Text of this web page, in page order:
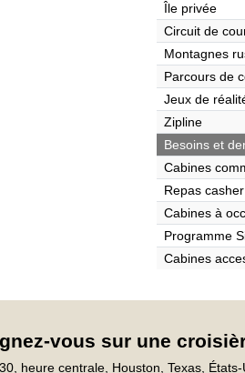
Île privée
Circuit de
Montagnes
Parcours de
Jeux de
Zipline
Besoins et
Cabines
Repas casher
Cabines à
Programme
Cabines
vous sur une
heure centrale, Houston, Texas, États-